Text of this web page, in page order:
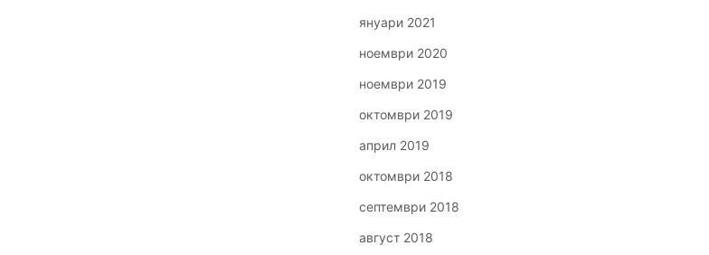
януари 2021
ноември 2020
ноември 2019
октомври 2019
април 2019
октомври 2018
септември 2018
август 2018